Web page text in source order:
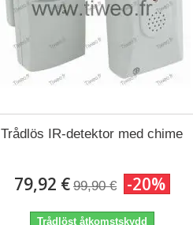
Trådlös IR-detektor med chime
79,92 € 99,90 € -20%
Trådlöst åtkomstskydd